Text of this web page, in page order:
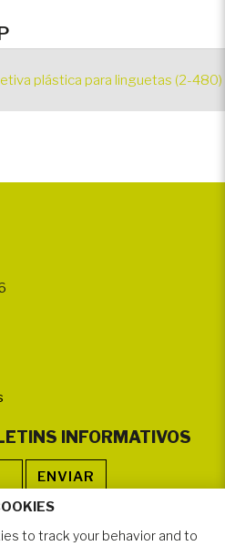
plástica para linguetas (2-480)
INFORMATIVOS
to track your behavior and to